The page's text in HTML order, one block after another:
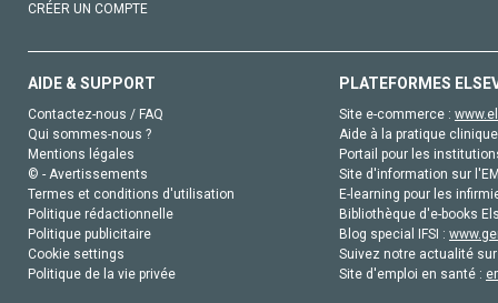
CRÉER UN COMPTE
AIDE & SUPPORT
Contactez-nous / FAQ
Qui sommes-nous ?
Mentions légales
© - Avertissements
Termes et conditions d'utilisation
Politique rédactionnelle
Politique publicitaire
Cookie settings
Politique de la vie privée
PLATEFORMES
Site e-commerce :
Aide à la pratique
Portail pour les
Site d'information sur
E-learning pour les
Bibliothèque d'e-books
Blog special IFSI :
Suivez notre actualité
Site d'emploi en santé :